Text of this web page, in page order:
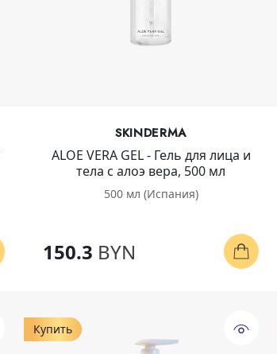
SKINDERMA
ALOE VERA GEL - Гель для лица и
тела с алоэ вера, 500 мл
500 мл (Испания)
150.3 BYN
Купить